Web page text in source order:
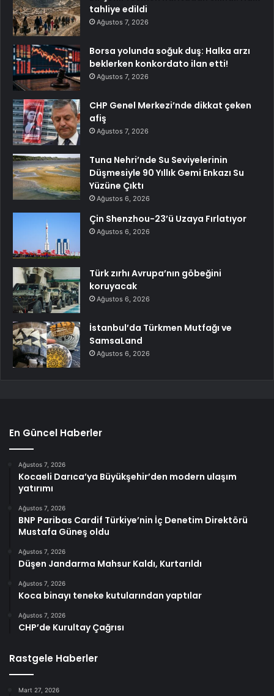
tahliye edildi
Ağustos 7, 2026
Borsa yolunda soğuk duş: Halka arzı
beklerken konkordato ilan etti!
Ağustos 7, 2026
CHP Genel Merkezi’nde dikkat çeken
afiş
Ağustos 7, 2026
Tuna Nehri’nde Su Seviyelerinin
Düşmesiyle 90 Yıllık Gemi Enkazı Su
Yüzüne Çıktı
Ağustos 6, 2026
Çin Shenzhou-23’ü Uzaya Fırlatıyor
Ağustos 6, 2026
Türk zırhı Avrupa’nın göbeğini
koruyacak
Ağustos 6, 2026
İstanbul’da Türkmen Mutfağı ve
SamsaLand
Ağustos 6, 2026
En Güncel Haberler
Ağustos 7, 2026
Kocaeli Darıca’ya Büyükşehir’den modern ulaşım
yatırımı
Ağustos 7, 2026
BNP Paribas Cardif Türkiye’nin İç Denetim Direktörü
Mustafa Güneş oldu
Ağustos 7, 2026
Düşen Jandarma Mahsur Kaldı, Kurtarıldı
Ağustos 7, 2026
Koca binayı teneke kutularından yaptılar
Ağustos 7, 2026
CHP’de Kurultay Çağrısı
Rastgele Haberler
Mart 27, 2026